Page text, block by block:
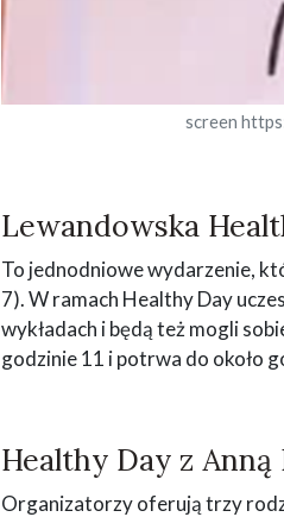
screen
Lewandowska
To jednodniowe wydarzenie,
7). W ramach Healthy Day
wykładach i będą też mogli
godzinie 11 i potrwa do około
Healthy Day z
Organizatorzy oferują trzy